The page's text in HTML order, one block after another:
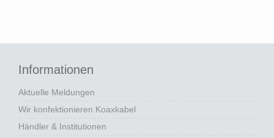
Informationen
Aktuelle Meldungen
Wir konfektionieren Koaxkabel
Händler & Institutionen